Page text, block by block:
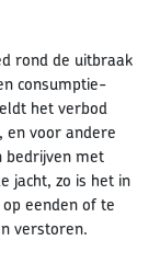
rond de uitbraak
consumptie-
het verbod
en voor andere
bedrijven met
jacht, zo is het in
eenden of te
verstoren.